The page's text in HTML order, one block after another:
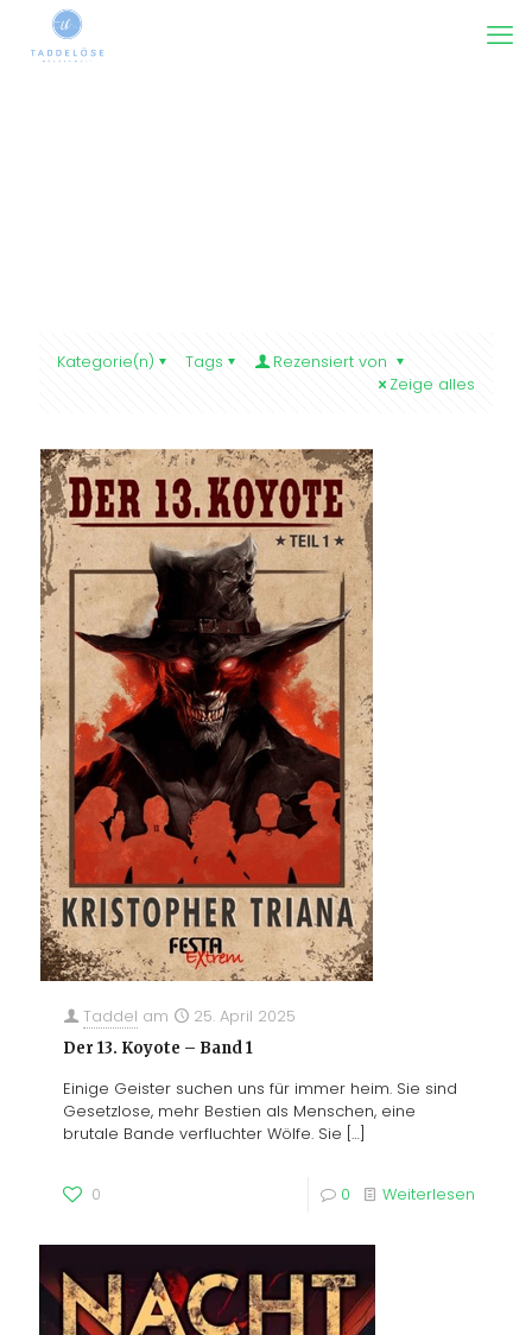
Kategorie(n) Tags
Rezensiert von
Zeige alles
Taddel am 25. April 2025
Der 13. Koyote – Band 1
Einige Geister suchen uns für immer heim. Sie sind
Gesetzlose, mehr Bestien als Menschen, eine
brutale Bande verfluchter Wölfe. Sie […]
0 0 Weiterlesen